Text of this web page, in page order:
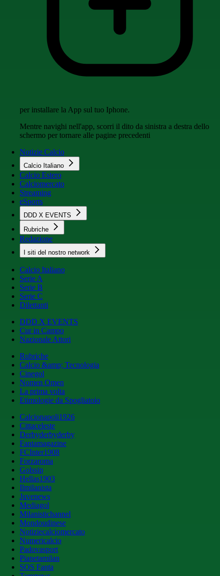
per installare la App sul tuo Iphone.
Mentre navighi nell'app, scorri il dito da sinistra a destra dello
schermo per tornare alle pagine precedenti
Notizie Calcio
Calcio Italiano
Calcio Estero
Calciomercato
Streaming
eSports
DDD X EVENTS
Rubriche
Redazione
I siti del nostro network
Calcio Italiano
Serie A
Serie B
Serie C
Dilettanti
DDD X EVENTS
Cur in Campo
Nazionale Attori
Rubriche
Calcio &amp; Tecnologia
Cinegol
Nomen Omen
La prima volta
Etimologie da Spogliatoio
Calcionapoli1926
Cittaceleste
Derbyderbyderby
Fantamagazine
FCInter1908
Forzaroma
Golssip
Hellas1903
Ilmilanista
Juvenews
Mediagol
Milanistichannel
Mondoudinese
Notiziecalciomercato
Numericalcio
Padovasport
Pianetamilan
SOS Fanta